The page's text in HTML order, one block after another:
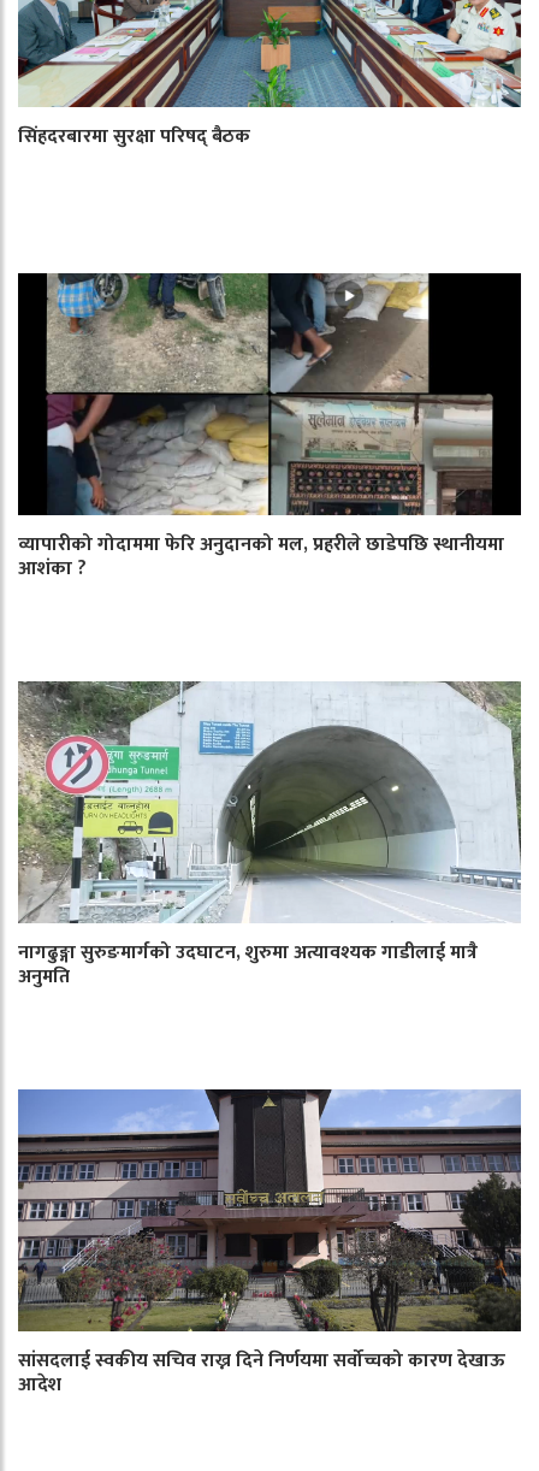
सिंहदरबारमा सुरक्षा परिषद् बैठक
व्यापारीको गोदाममा फेरि अनुदानको मल, प्रहरीले छाडेपछि स्थानीयमा
आशंका ?
नागढुङ्गा सुरुङमार्गको उदघाटन, शुरुमा अत्यावश्यक गाडीलाई मात्रै
अनुमति
सांसदलाई स्वकीय सचिव राख्न दिने निर्णयमा सर्वोच्चको कारण देखाऊ
आदेश